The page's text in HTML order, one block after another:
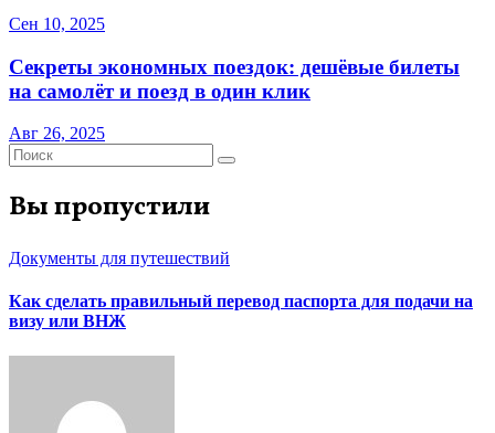
Сен 10, 2025
Секреты экономных поездок: дешёвые билеты
на самолёт и поезд в один клик
Авг 26, 2025
Вы пропустили
Документы для путешествий
Как сделать правильный перевод паспорта для подачи на
визу или ВНЖ